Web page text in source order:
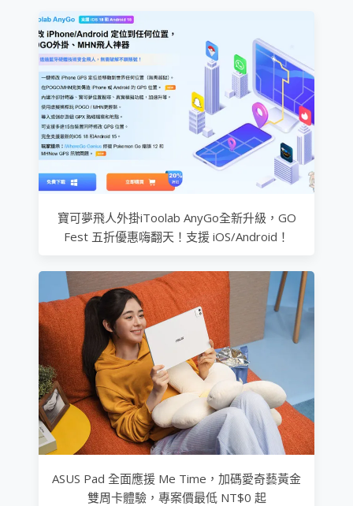
寶可夢飛人外掛iToolab AnyGo全新升級，GO
Fest 五折優惠嗨翻天！支援 iOS/Android！
ASUS Pad 全面應援 Me Time，加碼愛奇藝黃金
雙周卡體驗，專案價最低 NT$0 起